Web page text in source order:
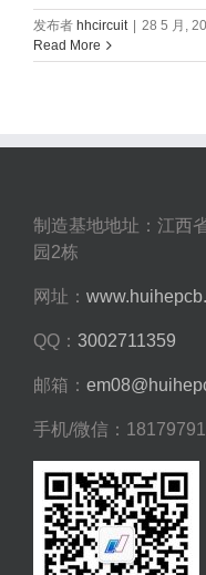
发布者 hhcircuit 28 5 月,
Read More
制造基地地址：江西
园2栋
网址：
QQ： 3002711359
邮箱：
手机/微信：